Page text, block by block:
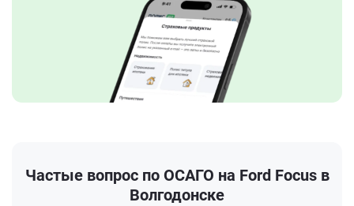
Частые вопрос по ОСАГО на Ford Focus в
Волгодонске